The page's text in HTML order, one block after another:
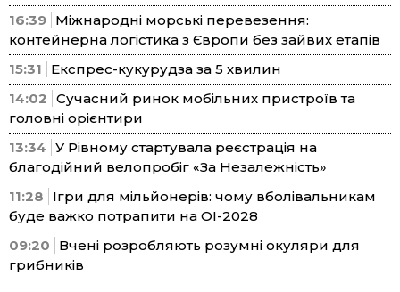
16:39 Міжнародні морські перевезення:
контейнерна логістика з Європи без зайвих етапів
15:31
Експрес-кукурудза за 5 хвилин
14:02 Сучасний ринок мобільних пристроїв та
головні орієнтири
13:34 У Рівному стартувала реєстрація на
благодійний велопробіг «За Незалежність»
11:28
Ігри для мільйонерів: чому вболівальникам
буде важко потрапити на ОІ-2028
09:20
Вчені розробляють розумні окуляри для
грибників